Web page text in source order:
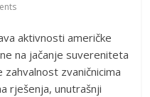
aktivnosti američke
na jačanje suvereniteta
zvaničnicima
rješenja, unutrašnji